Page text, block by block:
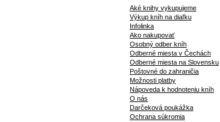
Aké knihy vykupujeme
Výkup kníh na diaľku
Infolinka
Ako nakupovať
Osobný odber kníh
Odberné miesta v Čechách
Odberné miesta na Slovensku
Poštovné do zahraničia
Možnosti platby
Nápoveda k hodnoteniu kníh
O nás
Darčeková poukážka
Ochrana súkromia